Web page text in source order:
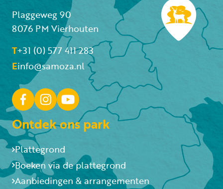
Plaggeweg 90
8076 PM Vierhouten
T+31 (0) 577 411 283
Einfo@samoza.nl
Ontdek ons park
Plattegrond
Boeken via de plattegrond
Aanbiedingen & arrangementen